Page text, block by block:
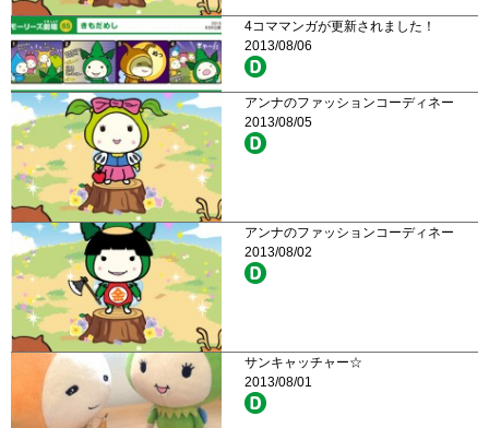
4コママンガが更新されました！
2013/08/06
アンナのファッションコーディネー
2013/08/05
アンナのファッションコーディネー
2013/08/02
サンキャッチャー☆
2013/08/01